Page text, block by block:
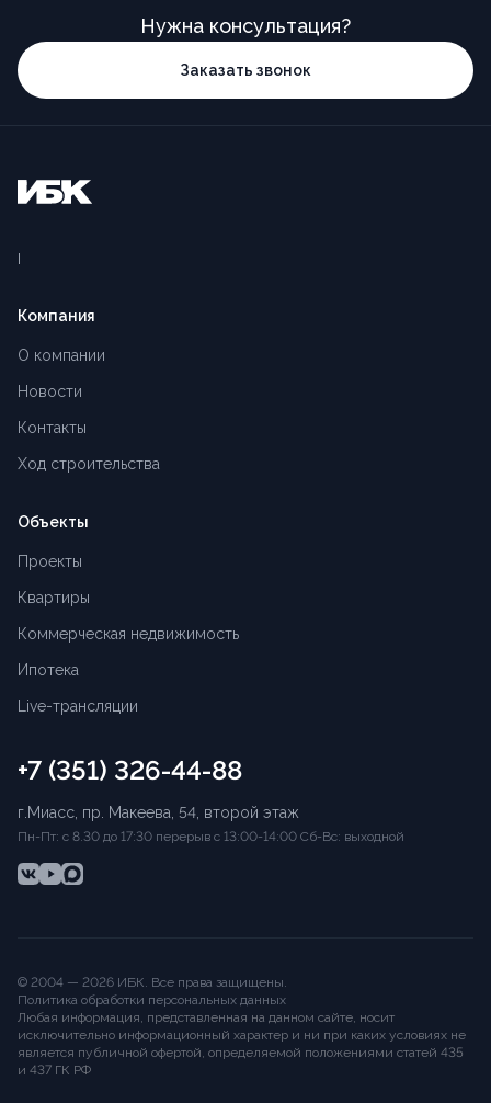
Нужна консультация?
Заказать звонок
Компания
О компании
Новости
Контакты
Ход строительства
Объекты
Проекты
Квартиры
Коммерческая недвижимость
Ипотека
Live-трансляции
+7 (351) 326-44-88
г.Миасс, пр. Макеева, 54, второй этаж
Пн-Пт: с 8.30 до 17:30 перерыв с 13:00-14:00 Сб-Вс: выходной
© 2004 — 2026 ИБК. Все права защищены.
Политика обработки персональных данных
Любая информация, представленная на данном сайте, носит
исключительно информационный характер и ни при каких условиях не
является публичной офертой, определяемой положениями статей 435
и 437 ГК РФ